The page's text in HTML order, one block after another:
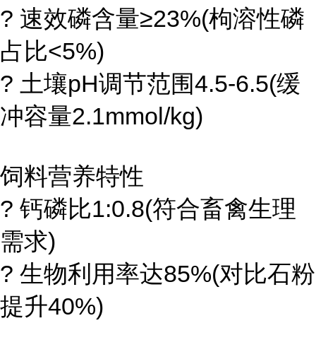
? 速效磷含量≥23%(枸溶性磷
占比<5%)
? 土壤pH调节范围4.5-6.5(缓
冲容量2.1mmol/kg)
饲料营养特性
? 钙磷比1:0.8(符合畜禽生理
需求)
? 生物利用率达85%(对比石粉
提升40%)